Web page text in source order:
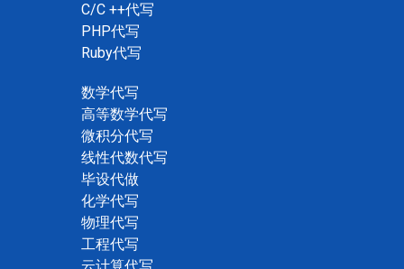
C/C ++代写
PHP代写
Ruby代写
数学代写
高等数学代写
微积分代写
线性代数代写
毕设代做
化学代写
物理代写
工程代写